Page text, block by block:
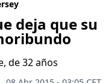
deja que su
de 32 años